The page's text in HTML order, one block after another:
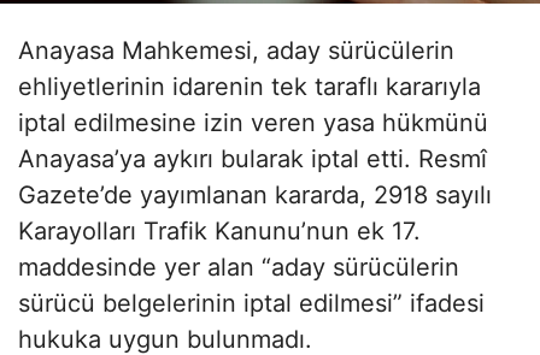
Anayasa Mahkemesi, aday sürücülerin
ehliyetlerinin idarenin tek taraflı kararıyla
iptal edilmesine izin veren yasa hükmünü
Anayasa’ya aykırı bularak iptal etti. Resmî
Gazete’de yayımlanan kararda, 2918 sayılı
Karayolları Trafik Kanunu’nun ek 17.
maddesinde yer alan “aday sürücülerin
sürücü belgelerinin iptal edilmesi” ifadesi
hukuka uygun bulunmadı.